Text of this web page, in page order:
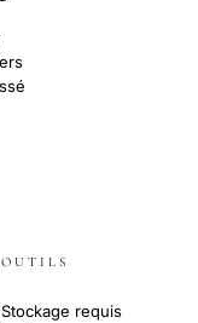
OUTILS
Stockage requis